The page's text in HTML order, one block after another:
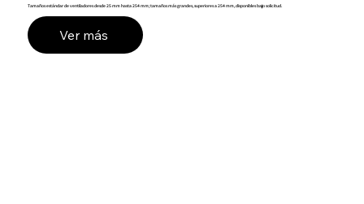
Tamaños estándar de ventiladores desde 25 mm hasta 254 mm; tamaños más grandes, superiores a 254 mm, disponibles bajo solicitud.
Ver más